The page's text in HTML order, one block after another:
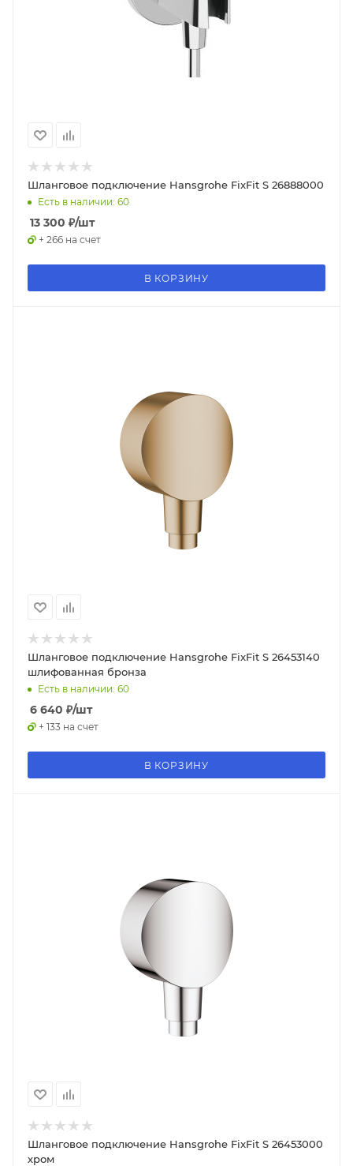
Шланговое подключение Hansgrohe FixFit S 26888000
Есть в наличии: 60
13 300 ₽/шт
+ 266 на счет
В КОРЗИНУ
Шланговое подключение Hansgrohe FixFit S 26453140
шлифованная бронза
Есть в наличии: 60
6 640 ₽/шт
+ 133 на счет
В КОРЗИНУ
Шланговое подключение Hansgrohe FixFit S 26453000
хром